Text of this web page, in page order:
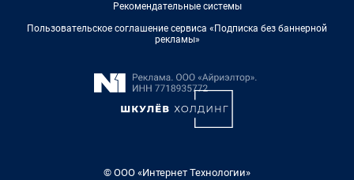
Рекомендательные системы
Пользовательское соглашение сервиса «Подписка без баннерной
рекламы»
© ООО «Интернет Технологии»